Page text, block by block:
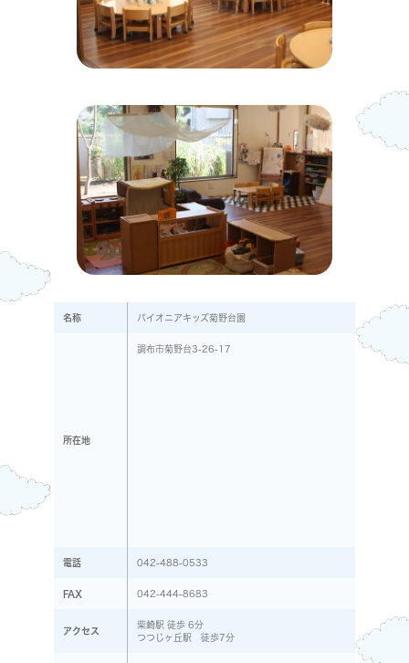
名称 パイオニアキッズ菊野台園
所在地
調布市菊野台3-26-17
電話 042-488-0533
FAX 042-444-8683
アクセス
柴崎駅 徒歩 6分
つつじヶ丘駅 徒歩7分